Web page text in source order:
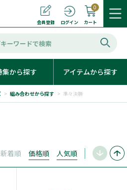
会員登録 ログイン カート
0
集から探す アイテムから探す
> 組み合わせから探す > 準々決勝
新着順 価格順 人気順